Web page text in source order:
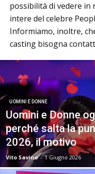
possibilità di vedere in
intere del celebre
Informiamo, inoltre,
casting bisogna
UOMINI E DONNE
Uomini e Donne
perché salta la
2026, il motivo
Vito Savino - 1 Giugno 2026